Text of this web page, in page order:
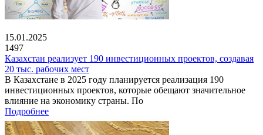
15.01.2025
1497
Казахстан реализует 190 инвестиционных проектов, создавая
20 тыс. рабочих мест
В Казахстане в 2025 году планируется реализация 190
инвестиционных проектов, которые обещают значительное
влияние на экономику страны. По
Подробнее